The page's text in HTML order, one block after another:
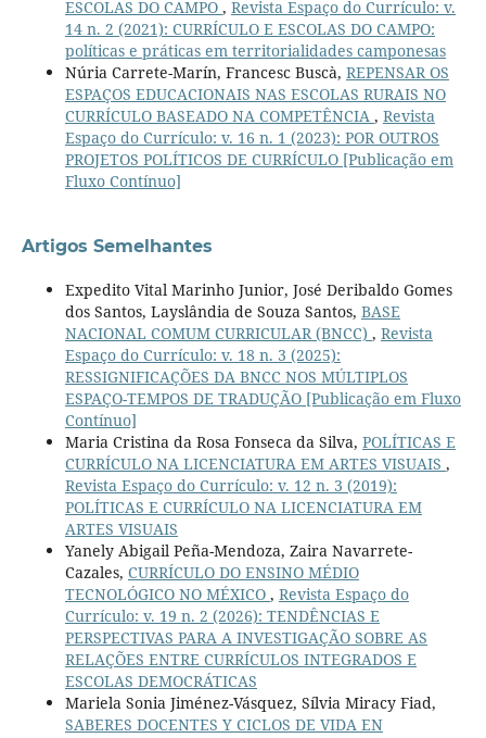
ESCOLAS DO CAMPO , Revista Espaço do Currículo: v.
14 n. 2 (2021): CURRÍCULO E ESCOLAS DO CAMPO:
políticas e práticas em territorialidades camponesas
Núria Carrete-Marín, Francesc Buscà, REPENSAR OS
ESPAÇOS EDUCACIONAIS NAS ESCOLAS RURAIS NO
CURRÍCULO BASEADO NA COMPETÊNCIA , Revista
Espaço do Currículo: v. 16 n. 1 (2023): POR OUTROS
PROJETOS POLÍTICOS DE CURRÍCULO [Publicação em
Fluxo Contínuo]
Artigos Semelhantes
Expedito Vital Marinho Junior, José Deribaldo Gomes
dos Santos, Layslândia de Souza Santos, BASE
NACIONAL COMUM CURRICULAR (BNCC) , Revista
Espaço do Currículo: v. 18 n. 3 (2025):
RESSIGNIFICAÇÕES DA BNCC NOS MÚLTIPLOS
ESPAÇO-TEMPOS DE TRADUÇÃO [Publicação em Fluxo
Contínuo]
Maria Cristina da Rosa Fonseca da Silva, POLÍTICAS E
CURRÍCULO NA LICENCIATURA EM ARTES VISUAIS ,
Revista Espaço do Currículo: v. 12 n. 3 (2019):
POLÍTICAS E CURRÍCULO NA LICENCIATURA EM
ARTES VISUAIS
Yanely Abigail Peña-Mendoza, Zaira Navarrete-
Cazales, CURRÍCULO DO ENSINO MÉDIO
TECNOLÓGICO NO MÉXICO , Revista Espaço do
Currículo: v. 19 n. 2 (2026): TENDÊNCIAS E
PERSPECTIVAS PARA A INVESTIGAÇÃO SOBRE AS
RELAÇÕES ENTRE CURRÍCULOS INTEGRADOS E
ESCOLAS DEMOCRÁTICAS
Mariela Sonia Jiménez-Vásquez, Sílvia Miracy Fiad,
SABERES DOCENTES Y CICLOS DE VIDA EN